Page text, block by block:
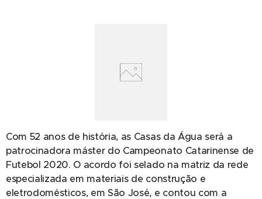
Com 52 anos de história, as Casas da Água será a
patrocinadora máster do Campeonato Catarinense de
Futebol 2020. O acordo foi selado na matriz da rede
especializada em materiais de construção e
eletrodomésticos, em São José, e contou com a